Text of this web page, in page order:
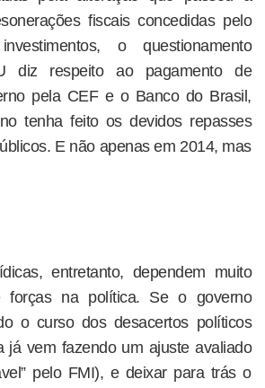
fiscais concedidas pelo
o questionamento
diz respeito ao pagamento de
pela CEF e o Banco do Brasil,
tenha feito os devidos repasses
E não apenas em 2014, mas
entretanto, dependem muito
forças na política. Se o governo
o curso dos desacertos políticos
já vem fazendo um ajuste avaliado
pelo FMI), e deixar para trás o